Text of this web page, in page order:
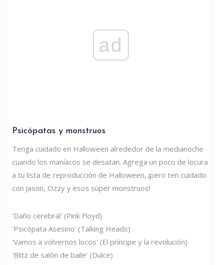
ad
Psicópatas y monstruos
Tenga cuidado en Halloween alrededor de la medianoche
cuando los maníacos se desatan. Agrega un poco de locura
a tu lista de reproducción de Halloween, ¡pero ten cuidado
con Jason, Ozzy y esos súper monstruos!
'Daño cerebral' (Pink Floyd)
'Psicópata Asesino' (Talking Heads)
'Vamos a volvernos locos' (El príncipe y la revolución)
'Blitz de salón de baile' (Dulce)